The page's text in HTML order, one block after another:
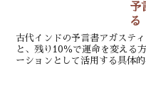
予
る
古代インドの予言書アガステ
と、残り10％で運命を変える
ーションとして活用する具体的